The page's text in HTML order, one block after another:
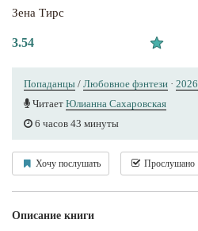
Зена Тирс
3.54
Попаданцы / Любовное фэнтези · 2026
Читает Юлианна Сахаровская
6 часов 43 минуты
Хочу послушать Прослушано
Описание книги